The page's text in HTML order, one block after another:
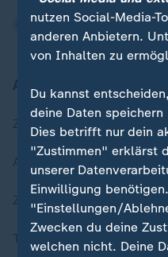
Aktuell bei ZDFheute
Zuletzt veröffentlicht
Aktuelle Sendungs-Videos
ZDFheute Stories
Themen im Überblick
nutzen Social-Media-
anderen Anbietern.
von Inhalten zu
Du kannst
deine Daten
Dies betrifft nur dein
"Zustimmen" erklärst
unserer
Einwilligung
"Einstellungen/
Zwecken du deine
welchen nicht. Deine